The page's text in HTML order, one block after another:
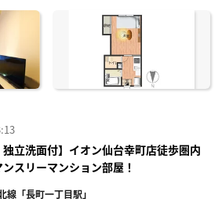
に入
独立洗面付】イオン仙台幸町店徒歩圏内
スリーマンション部屋！
線「長町一丁目駅」